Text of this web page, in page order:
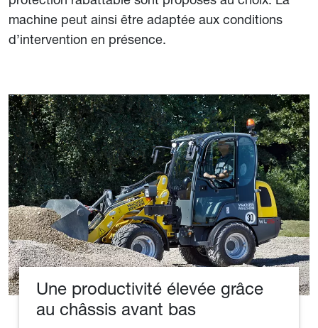
machine peut ainsi être adaptée aux conditions
d’intervention en présence.
Une productivité élevée grâce
au châssis avant bas